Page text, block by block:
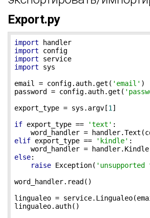
Export.py
import
import
import
import sys
email = config.auth.get( 'email' )
password = config.auth.get(
export_type = sys.argv[1 ]
if export_type == 'text' :
word_handler =
elif export_type == 'kindle' :
word_handler =
else:
raise Exception( 'unsupported
word_handler.read()
lingualeo =
lingualeo.auth()